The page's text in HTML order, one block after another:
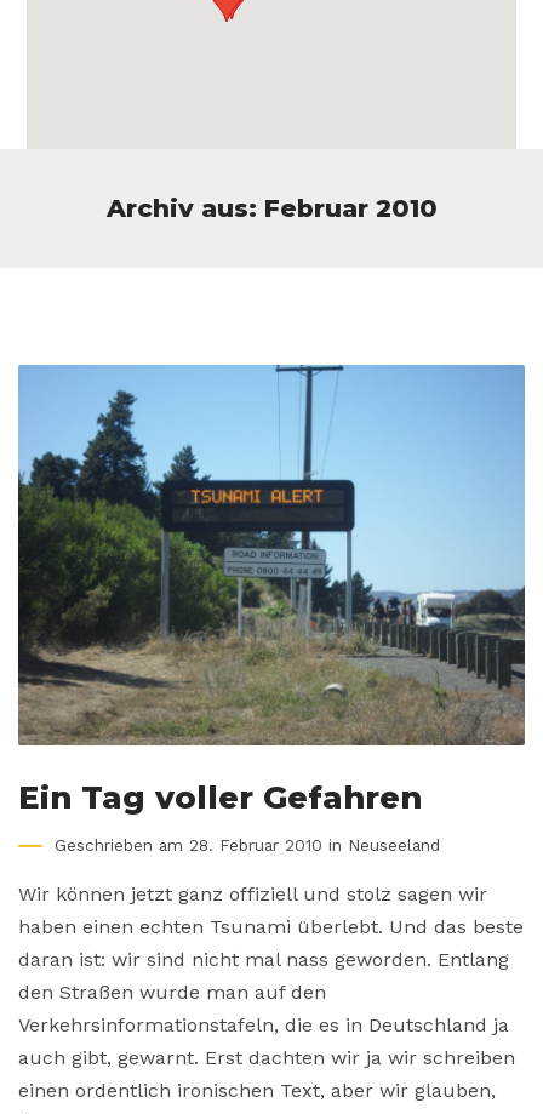
Archiv aus: Februar 2010
Ein Tag voller Gefahren
Geschrieben am 28. Februar 2010 in Neuseeland
Wir können jetzt ganz offiziell und stolz sagen wir
haben einen echten Tsunami überlebt. Und das beste
daran ist: wir sind nicht mal nass geworden. Entlang
den Straßen wurde man auf den
Verkehrsinformationstafeln, die es in Deutschland ja
auch gibt, gewarnt. Erst dachten wir ja wir schreiben
einen ordentlich ironischen Text, aber wir glauben,